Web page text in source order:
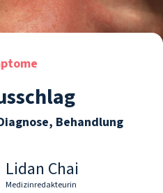
Behandlung
Lidan Chai
Medizinredakteurin